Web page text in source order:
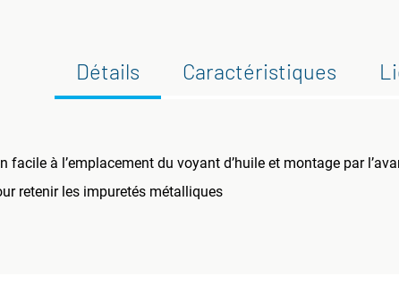
Détails Caractéristiques
facile à l’emplacement du voyant d’huile et montage par
retenir les impuretés métalliques